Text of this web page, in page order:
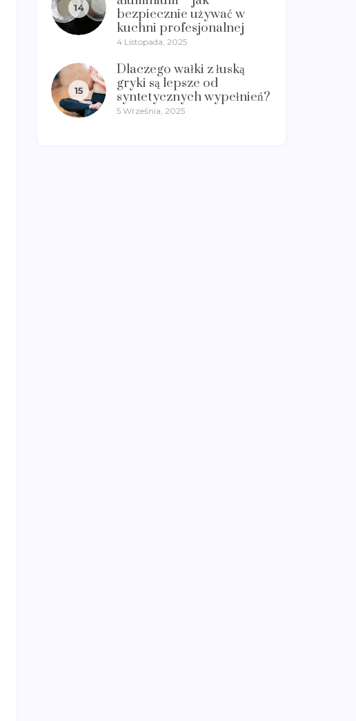
14
bezpiecznie używać w
kuchni profesjonalnej
4 Listopada, 2025
15
Dlaczego wałki z łuską
gryki są lepsze od
syntetycznych wypełnień?
5 Września, 2025